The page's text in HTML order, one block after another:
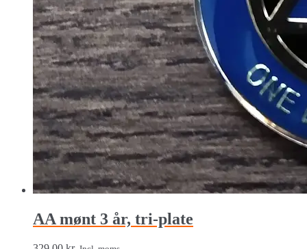
AA mønt 3 år, tri-plate